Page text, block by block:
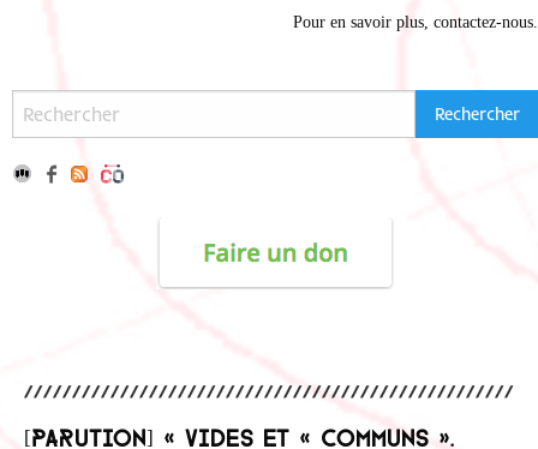
Pour en savoir plus, contactez-nous
[Parution] « Vides et « communs ».